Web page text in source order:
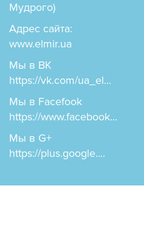
Мудрого)
Адрес сайта:
www.elmir.ua
Мы в ВК
https://vk.com/ua_el...
Мы в Facefook
https://www.facebook...
Мы в G+
https://plus.google....